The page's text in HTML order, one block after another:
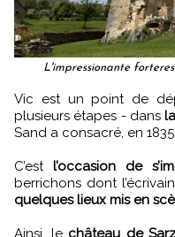
L'impressionante
Vic est un point de départ idéal pour une virée - en
plusieurs étapes - dans
Sand a consacré, en
C’est l’occasion de
berrichons dont
quelques lieux mis en
Ainsi, le château de